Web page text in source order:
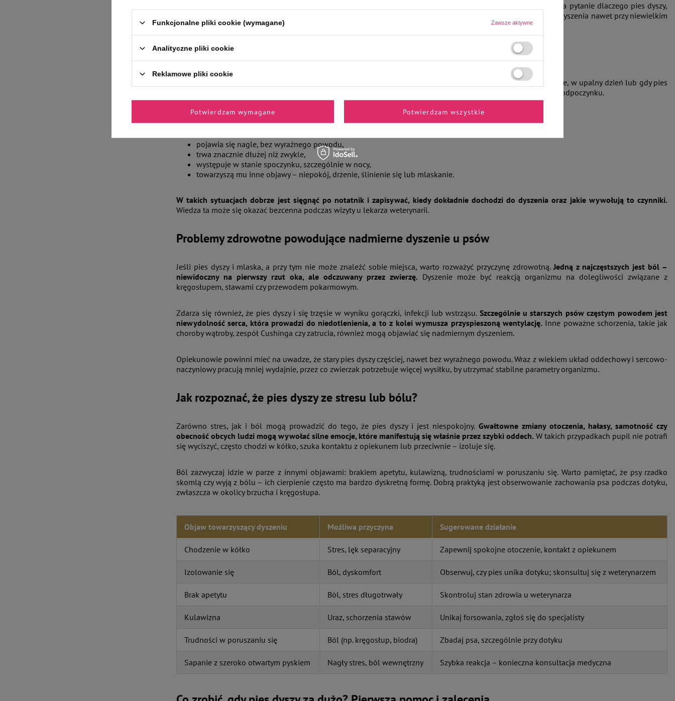
U niektórych psów, zwłaszcza ras brachycefalicznych – takich jak mopsy, buldogi czy pekińczyki – odpowiedź na pytanie dlaczego pies dyszy,
tkwi w budowie dróg oddechowych. Spłaszczony pysk utrudnia wymianę powietrza, co prowadzi do częstszego dyszenia nawet przy niewielkim
wysiłku.
Kiedy dyszenie psa jest normalne, a kiedy powinno nas zaniepokoić?
W pierwszej kolejności należy wziąć pod uwagę okoliczności. Jeśli dyszenie pojawia się po intensywnym spacerze, w upalny dzień lub gdy pies
odczuwa radość, nie ma powodu do niepokoju. Tego typu reakcje powinny jednak ustępować po kilku minutach odpoczynku.
Niepokój powinno wzbudzić dyszenie, które:
pojawia się nagle, bez wyraźnego powodu,
trwa znacznie dłużej niż zwykle,
występuje w stanie spoczynku, szczególnie w nocy,
towarzyszą mu inne objawy – niepokój, drżenie, ślinienie się lub mlaskanie.
W takich sytuacjach dobrze jest sięgnąć po notatnik i zapisywać, kiedy dokładnie dochodzi do dyszenia oraz jakie wywołują to czynniki.
Wiedza ta może się okazać bezcenna podczas wizyty u lekarza weterynarii.
Problemy zdrowotne powodujące nadmierne dyszenie u psów
Jeśli pies dyszy i mlaska, a przy tym nie może znaleźć sobie miejsca, warto rozważyć przyczynę zdrowotną.Jedną z najczęstszych jest ból –
niewidoczny na pierwszy rzut oka, ale odczuwany przez zwierzę. Dyszenie może być reakcją organizmu na dolegliwości związane z
kręgosłupem, stawami czy przewodem pokarmowym.
Zdarza się również, że pies dyszy i się trzęsie w wyniku gorączki, infekcji lub wstrząsu. Szczególnie u starszych psów częstym powodem jest
niewydolność serca, która prowadzi do niedotlenienia, a to z kolei wymusza przyspieszoną wentylację. Inne poważne schorzenia, takie jak
choroby wątroby, zespół Cushinga czy zatrucia, również mogą objawiać się nadmiernym dyszeniem.
Opiekunowie powinni mieć na uwadze, że stary pies dyszy częściej, nawet bez wyraźnego powodu. Wraz z wiekiem układ oddechowy i sercowo-
naczyniowy pracują mniej wydajnie, przez co zwierzak potrzebuje więcej wysiłku, by utrzymać stabilne parametry organizmu.
Jak rozpoznać, że pies dyszy ze stresu lub bólu?
Zarówno stres, jak i ból mogą prowadzić do tego, że pies dyszy i jest niespokojny. Gwałtowne zmiany otoczenia, hałasy, samotność czy
obecność obcych ludzi mogą wywołać silne emocje, które manifestują się właśnie przez szybki oddech. W takich przypadkach pupil nie potrafi
się wyciszyć, często chodzi w kółko, szuka kontaktu z opiekunem lub przeciwnie – izoluje się.
Ból zazwyczaj idzie w parze z innymi objawami: brakiem apetytu, kulawizną, trudnościami w poruszaniu się. Warto pamiętać, że psy rzadko
skomlą czy wyją z bólu – ich cierpienie często ma bardzo dyskretną formę. Dobrą praktyką jest obserwowanie zachowania psa podczas dotyku,
zwłaszcza w okolicy brzucha i kręgosłupa.
Objaw towarzyszący dyszeniu Możliwa przyczyna Sugerowane działanie
Chodzenie w kółko Stres, lęk separacyjny Zapewnij spokojne otoczenie, kontakt z opiekunem
Izolowanie się Ból, dyskomfort Obserwuj, czy pies unika dotyku; skonsultuj się z weterynarzem
Brak apetytu Ból, stres długotrwały Skontroluj stan zdrowia u weterynarza
Kulawizna Uraz, schorzenia stawów Unikaj forsowania, zgłoś się do specjalisty
Trudności w poruszaniu się Ból (np. kręgosłup, biodra) Zbadaj psa, szczególnie przy dotyku
Sapanie z szeroko otwartym pyskiem Nagły stres, ból wewnętrzny Szybka reakcja – konieczna konsultacja medyczna
Funkcjonalne pliki cookie (wymagane) Zawsze aktywne
Analityczne pliki cookie
Reklamowe pliki cookie
Potwierdzam wymagane Potwierdzam wszystkie